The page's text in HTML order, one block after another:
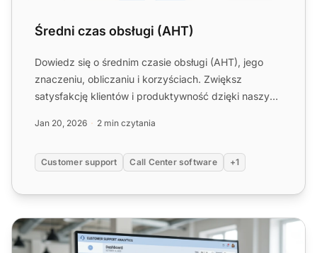
Średni czas obsługi (AHT)
Dowiedz się o średnim czasie obsługi (AHT), jego
znaczeniu, obliczaniu i korzyściach. Zwiększ
satysfakcję klientów i produktywność dzięki naszym
Jan 20, 2026 2 min czytania
Customer support Call Center software +1
Jak śledzić metryki call center w LiveAgent (AHT, FCR,